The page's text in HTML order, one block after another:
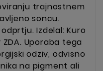
trajnostnem
soncu.
Izdelal: Kuro
Uporaba tega
odziv, odvisno
na pigment ali